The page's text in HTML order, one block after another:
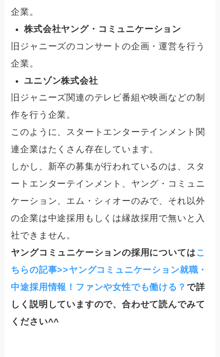
企業。
株式会社ヤング・コミュニケーション
旧ジャニーズのコンサートの企画・運営を行う
企業。
ユニゾン株式会社
旧ジャニーズ関連のテレビ番組や映画などの制
作を行う企業。
このように、スタートエンターテインメント関
連企業はたくさん存在しています。
しかし、新卒の募集が行われているのは、スタ
ートエンターテインメント、ヤング・コミュニ
ケーション、エム・シィオーのみで、それ以外
の企業は中途採用もしくは縁故採用で無いと入
社できません。
ヤングコミュニケーションの採用についてはこ
ちらの記事>>ヤングコミュニケーション就職・
中途採用情報！ファンや女性でも働ける？ で詳
しく説明していますので、合わせて読んでみて
ください^^